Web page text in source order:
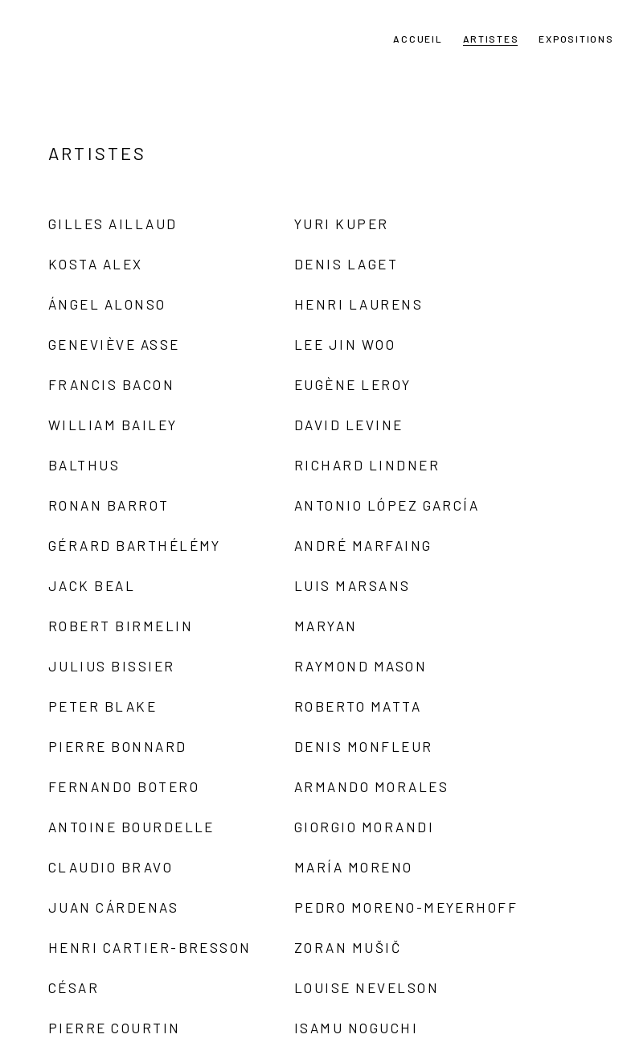
ACCUEIL ARTISTES EXPOSITIONS
ARTISTES
GILLES AILLAUD
KOSTA ALEX
ÁNGEL ALONSO
GENEVIÈVE ASSE
FRANCIS BACON
WILLIAM BAILEY
BALTHUS
RONAN BARROT
GÉRARD BARTHÉLÉMY
JACK BEAL
ROBERT BIRMELIN
JULIUS BISSIER
PETER BLAKE
PIERRE BONNARD
FERNANDO BOTERO
ANTOINE BOURDELLE
CLAUDIO BRAVO
JUAN CÁRDENAS
HENRI CARTIER-BRESSON
CÉSAR
PIERRE COURTIN
YURI KUPER
DENIS LAGET
HENRI LAURENS
LEE JIN WOO
EUGÈNE LEROY
DAVID LEVINE
RICHARD LINDNER
ANTONIO LÓPEZ GARCÍA
ANDRÉ MARFAING
LUIS MARSANS
MARYAN
RAYMOND MASON
ROBERTO MATTA
DENIS MONFLEUR
ARMANDO MORALES
GIORGIO MORANDI
MARÍA MORENO
PEDRO MORENO-MEYERHOFF
ZORAN MUŠIČ
LOUISE NEVELSON
ISAMU NOGUCHI